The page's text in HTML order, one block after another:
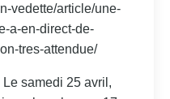
vedette/article/une-
a-en-direct-de-
tres-attendue/
samedi 25 avril,